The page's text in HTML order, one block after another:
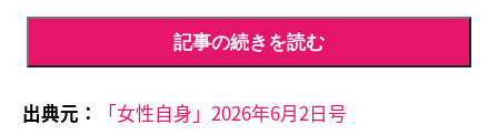
記事の続きを読む
出典元：
「女性自身」2026年6月2日号